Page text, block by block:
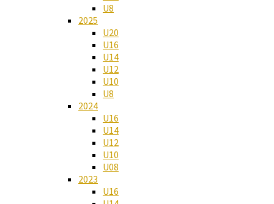
U8
2025
U20
U16
U14
U12
U10
U8
2024
U16
U14
U12
U10
U08
2023
U16